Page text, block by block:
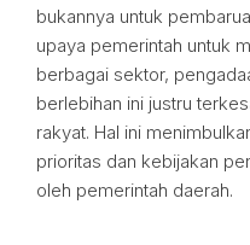
bukannya untuk
upaya pemerintah untuk
berbagai sektor,
berlebihan ini justru
rakyat. Hal ini
prioritas dan kebijakan
oleh pemerintah daerah.